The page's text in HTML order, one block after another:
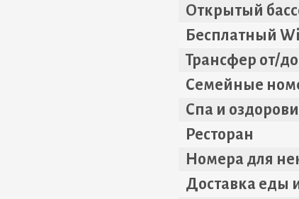
Открытый
Бесплатный
Трансфер от/
Семейные
Спа и
Ресторан
Номера для
Доставка еды